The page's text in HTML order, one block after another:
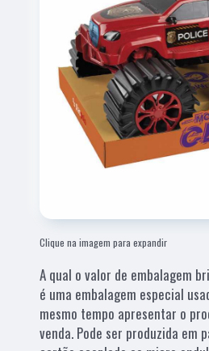
Clique na imagem para expandir
A qual o valor de embalagem
é uma embalagem especial
mesmo tempo apresentar o
venda. Pode ser produzida em